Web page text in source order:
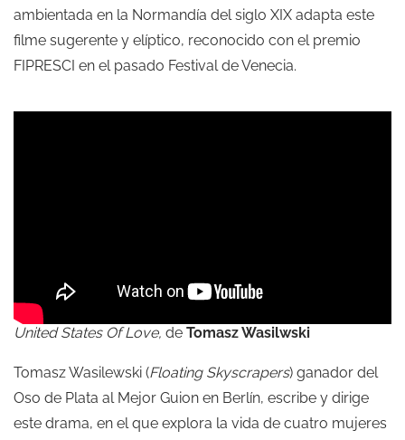
ambientada en la Normandía del siglo XIX adapta este
filme sugerente y elíptico, reconocido con el premio
FIPRESCI en el pasado Festival de Venecia.
United States Of Love, de Tomasz Wasilwski
Tomasz Wasilewski (Floating Skyscrapers) ganador del
Oso de Plata al Mejor Guion en Berlín, escribe y dirige
este drama, en el que explora la vida de cuatro mujeres